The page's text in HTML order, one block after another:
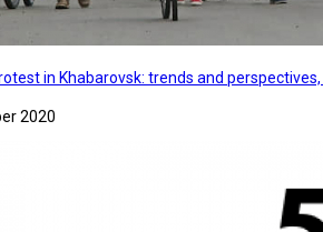
in Khabarovsk: trends and
2020